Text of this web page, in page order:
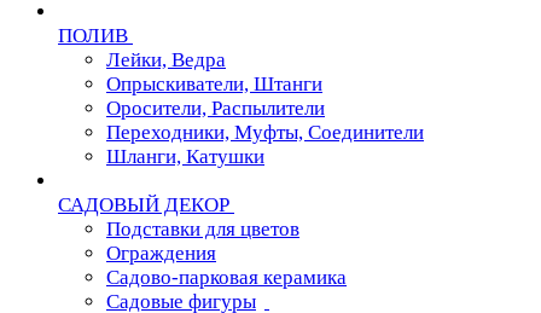
ПОЛИВ
Лейки, Ведра
Опрыскиватели, Штанги
Оросители, Распылители
Переходники, Муфты, Соединители
Шланги, Катушки
САДОВЫЙ ДЕКОР
Подставки для цветов
Ограждения
Садово-парковая керамика
Садовые фигуры